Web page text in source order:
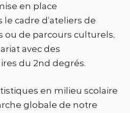
en place
cadre d’ateliers de
ou de parcours culturels,
avec des
du 2nd degrés.
en milieu scolaire
globale de notre